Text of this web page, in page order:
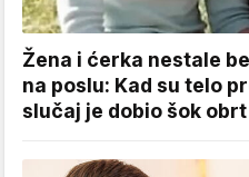
Žena i ćerka nestale
na poslu: Kad su telo
slučaj je dobio šok obrt